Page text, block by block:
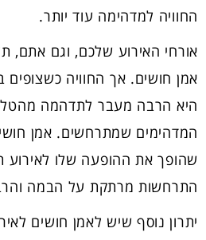
החוויה למדהימה עוד יותר.
אורחי האירוע שלכם, וגם אתם,
אמן חושים. אך החוויה כשצופים
היא הרבה מעבר לתדהמה
המדהימים שמתרחשים. אמן
שהופך את ההופעה שלו לאירוע
התרחשות מרתקת על הבמה
יתרון נוסף שיש לאמן חושים